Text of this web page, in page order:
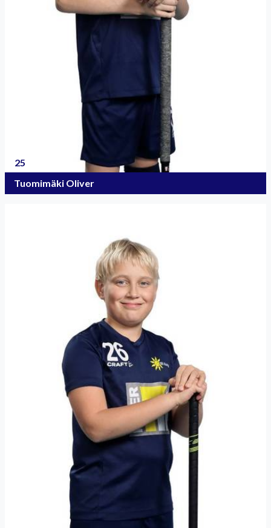
25
Tuomimäki Oliver